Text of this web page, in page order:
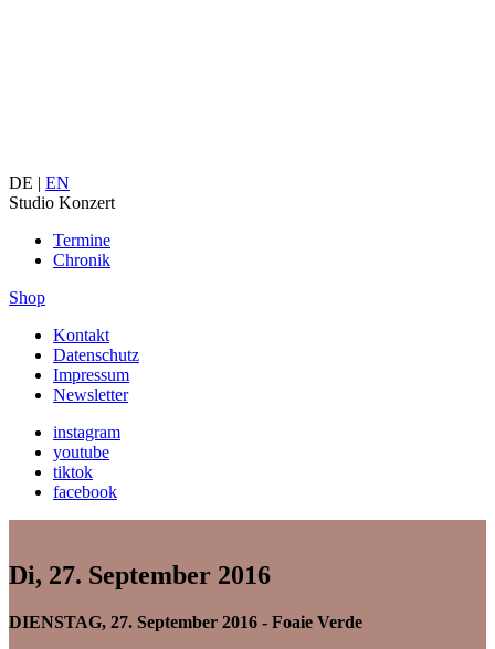
DE | EN
Studio Konzert
Termine
Chronik
Shop
Kontakt
Datenschutz
Impressum
Newsletter
instagram
youtube
tiktok
facebook
Di, 27. September 2016
DIENSTAG, 27. September 2016 - Foaie Verde